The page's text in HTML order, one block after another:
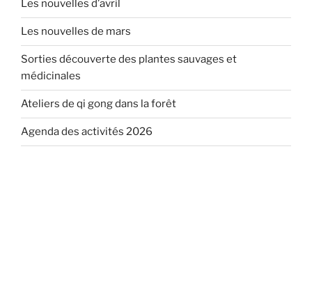
Les nouvelles d’avril
Les nouvelles de mars
Sorties découverte des plantes sauvages et
médicinales
Ateliers de qi gong dans la forêt
Agenda des activités 2026